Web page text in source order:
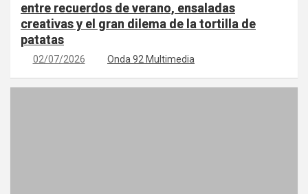
entre recuerdos de verano, ensaladas
creativas y el gran dilema de la tortilla de
patatas
02/07/2026 Onda 92 Multimedia